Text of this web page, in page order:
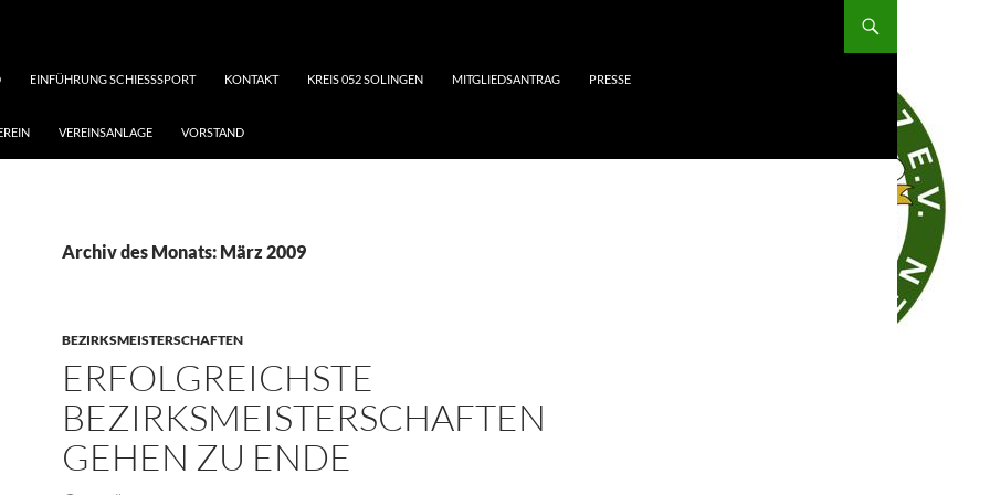
EINFÜHRUNG SCHIESSSPORT KONTAKT KREIS 052 SOLINGEN MITGLIEDSANTRAG PRESSE
VEREINSANLAGE VORSTAND
Archiv des Monats: März 2009
BEZIRKSMEISTERSCHAFTEN
ERFOLGREICHSTE
BEZIRKSMEISTERSCHAFTEN
GEHEN ZU ENDE